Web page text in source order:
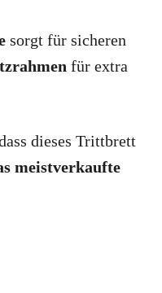
sorgt für sicheren
für extra
dieses Trittbrett
meistverkaufte